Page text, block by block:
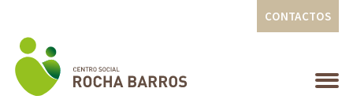
CONTACTOS